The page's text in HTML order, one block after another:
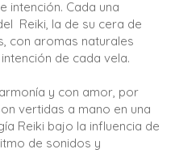
intención. Cada una
Reiki, la de su cera de
con aromas naturales
de cada vela.
y con amor, por
vertidas a mano en una
Reiki bajo la influencia de
de sonidos y